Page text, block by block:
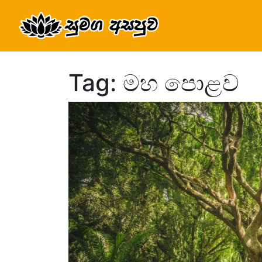
Tag: මහ පොළව